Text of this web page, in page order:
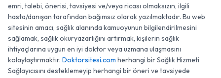
emri, talebi, önerisi, tavsiyesi ve/veya ricası olmaksızın, ilgili
hasta/danışan tarafından bağımsız olarak yazılmaktadır. Bu web
sitesinin amacı, sağlık alanında kamuoyunun bilgilendirilmesini
sağlamak, sağlık okuryazarlığını artırmak, kişilerin sağlık
ihtiyaçlarına uygun en iyi doktor veya uzmana ulaşmasını
kolaylaştırmaktır. Doktorsitesi.com herhangi bir Sağlık Hizmeti
Sağlayıcısını desteklemeyip herhangi bir öneri ve tavsiyede